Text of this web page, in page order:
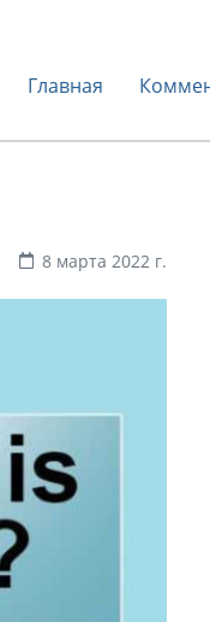
Главная
8 марта 2022 г.